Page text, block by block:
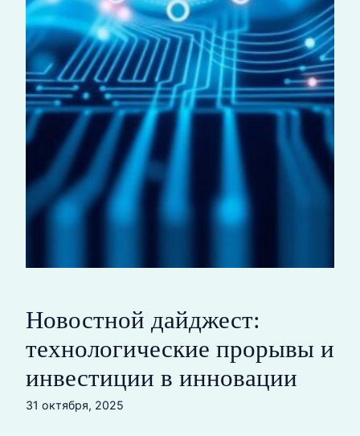
Новостной дайджест:
технологические прорывы и
инвестиции в инновации
31 октября, 2025